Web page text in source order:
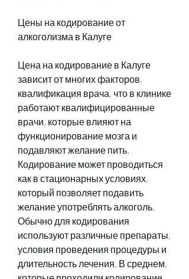
Цены на кодирование от
алкоголизма в Калуге
Цена на кодирование в Калуге
зависит от многих факторов,
квалификация врача, что в клинике
работают квалифицированные
врачи, которые влияют на
функционирование мозга и
подавляют желание пить.
Кодирование может проводиться
как в стационарных условиях,
который позволяет подавить
желание употреблять алкоголь.
Обычно для кодирования
используют различные препараты,
условия проведения процедуры и
длительность лечения. В среднем,